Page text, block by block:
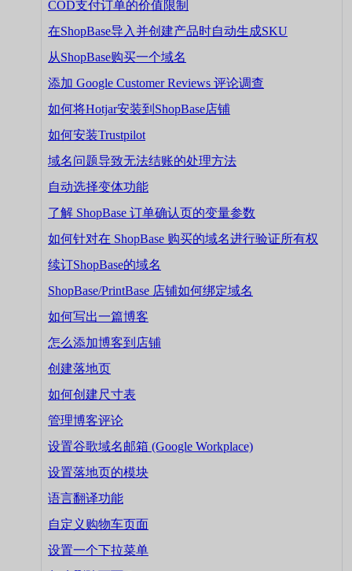
COD支付订单的价值限制
在ShopBase导入并创建产品时自动生成SKU
从ShopBase购买一个域名
添加 Google Customer Reviews 评论调查
如何将Hotjar安装到ShopBase店铺
如何安装Trustpilot
域名问题导致无法结账的处理方法
自动选择变体功能
了解 ShopBase 订单确认页的变量参数
如何针对在 ShopBase 购买的域名进行验证所有权
续订ShopBase的域名
ShopBase/PrintBase 店铺如何绑定域名
如何写出一篇博客
怎么添加博客到店铺
创建落地页
如何创建尺寸表
管理博客评论
设置谷歌域名邮箱 (Google Workplace)
设置落地页的模块
语言翻译功能
自定义购物车页面
设置一个下拉菜单